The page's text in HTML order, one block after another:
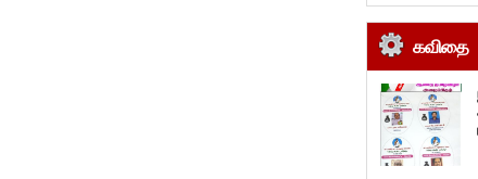
கவிதை